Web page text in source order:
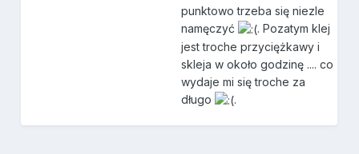
punktowo trzeba się niezle
namęczyć
. Pozatym klej
jest troche przyciężkawy i
skleja w około godzinę .... co
wydaje mi się troche za
długo
.